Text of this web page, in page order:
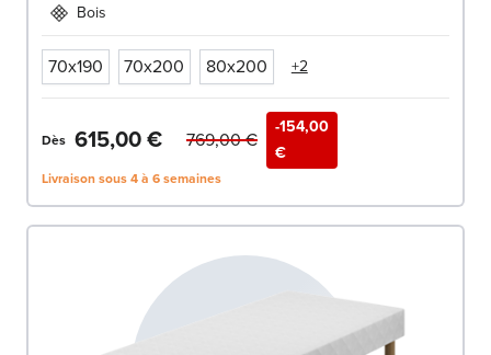
Bois
70x190 70x200 80x200 +2
Dès 615,00 €
-154,00
€
769,00 €
Livraison sous 4 à 6 semaines